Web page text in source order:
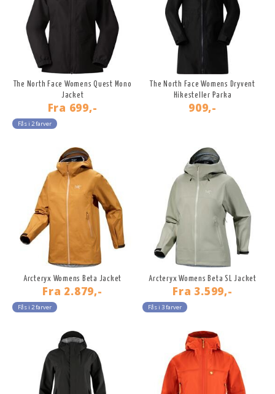
The North Face Womens Quest Mono
Jacket
Fra 699,-
Fås i 2 farver
The North Face Womens Dryvent
Hikesteller Parka
909,-
Arcteryx Womens Beta Jacket
Fra 2.879,-
Fås i 2 farver
Arcteryx Womens Beta SL Jacket
Fra 3.599,-
Fås i 3 farver